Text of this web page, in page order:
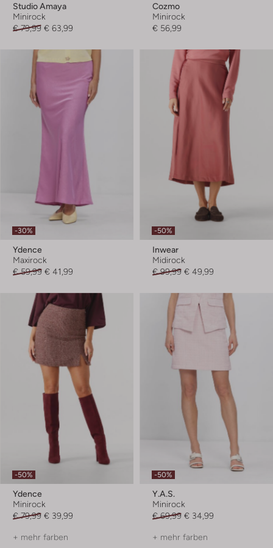
Studio Amaya
Minirock
€ 79,99 € 63,99
Cozmo
Minirock
€ 56,99
-30%
Ydence
Maxirock
€ 59,99 € 41,99
-50%
Inwear
Midirock
€ 99,99 € 49,99
-50%
Ydence
Minirock
€ 79,99 € 39,99
+ mehr farben
-50%
Y.a.s.
Minirock
€ 69,99 € 34,99
+ mehr farben